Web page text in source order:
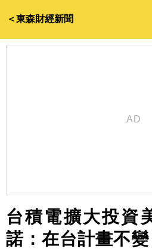
＜東森財經新聞
台積電擴大投資
諾：在台計畫不變